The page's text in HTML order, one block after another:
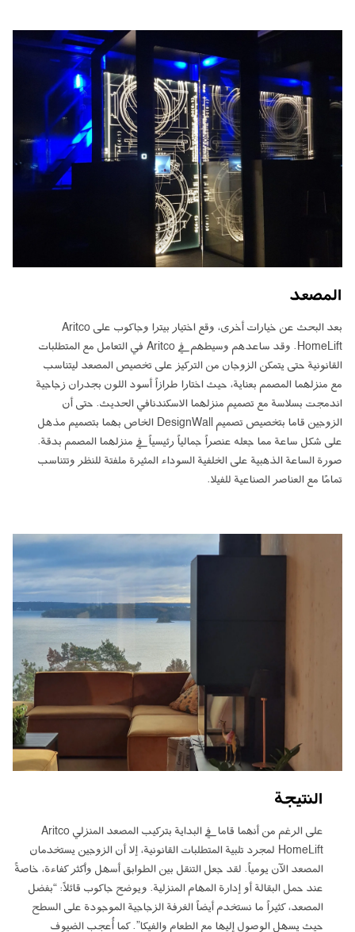
المصعد
بعد البحث عن خيارات أخرى، وقع اختيار بيترا وجاكوب على Aritco
HomeLift. وقد ساعدهم وسيطهم في Aritco في التعامل مع المتطلبات
القانونية حتى يتمكن الزوجان من التركيز على تخصيص المصعد ليتناسب
مع منزلهما المصمم بعناية، حيث اختارا طرازاً أسود اللون بجدران زجاجية
اندمجت بسلاسة مع تصميم منزلهما الاسكندنافي الحديث. حتى أن
الزوجين قاما بتخصيص تصميم DesignWall الخاص بهما بتصميم مذهل
على شكل ساعة مما جعله عنصراً جمالياً رئيسياً في منزلهما المصمم بدقة.
صورة الساعة الذهبية على الخلفية السوداء المثيرة ملفتة للنظر وتتناسب
تمامًا مع العناصر الصناعية للفيلا.
النتيجة
على الرغم من أنهما قاما في البداية بتركيب المصعد المنزلي Aritco
HomeLift لمجرد تلبية المتطلبات القانونية، إلا أن الزوجين يستخدمان
المصعد الآن يومياً. لقد جعل التنقل بين الطوابق أسهل وأكثر كفاءة، خاصةً
عند حمل البقالة أو إدارة المهام المنزلية. ويوضح جاكوب قائلاً: “بفضل
المصعد، كثيراً ما نستخدم أيضاً الغرفة الزجاجية الموجودة على السطح
حيث يسهل الوصول إليها مع الطعام والفيكا”. كما أُعجب الضيوف